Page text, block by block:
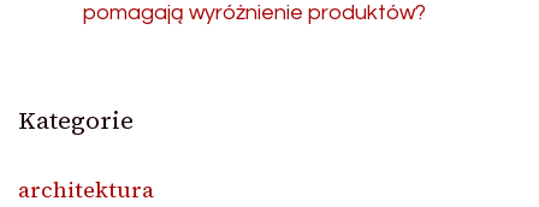
pomagają wyróżnienie produktów?
Kategorie
architektura